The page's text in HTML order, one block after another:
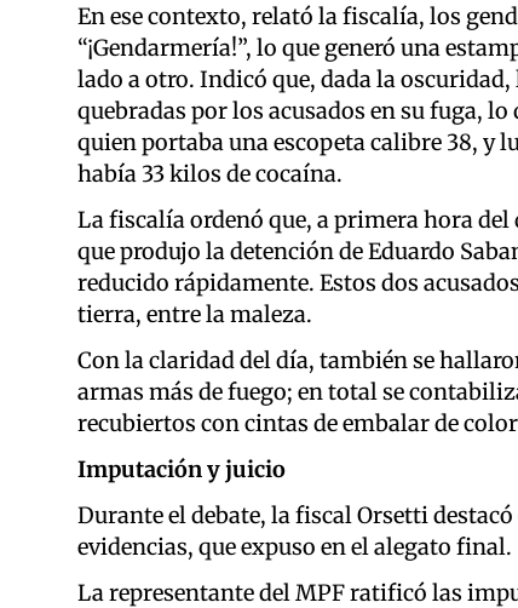
En ese contexto, relató la fiscalía, los
“¡Gendarmería!”, lo que generó una
lado a otro. Indicó que, dada la
quebradas por los acusados en su fuga,
quien portaba una escopeta calibre 38, y
había 33 kilos de cocaína.
La fiscalía ordenó que, a primera hora
que produjo la detención de Eduardo
reducido rápidamente. Estos dos
tierra, entre la maleza.
Con la claridad del día, también se
armas más de fuego; en total se
recubiertos con cintas de embalar de
Imputación y juicio
Durante el debate, la fiscal Orsetti
evidencias, que expuso en el alegato final.
La representante del MPF ratificó las